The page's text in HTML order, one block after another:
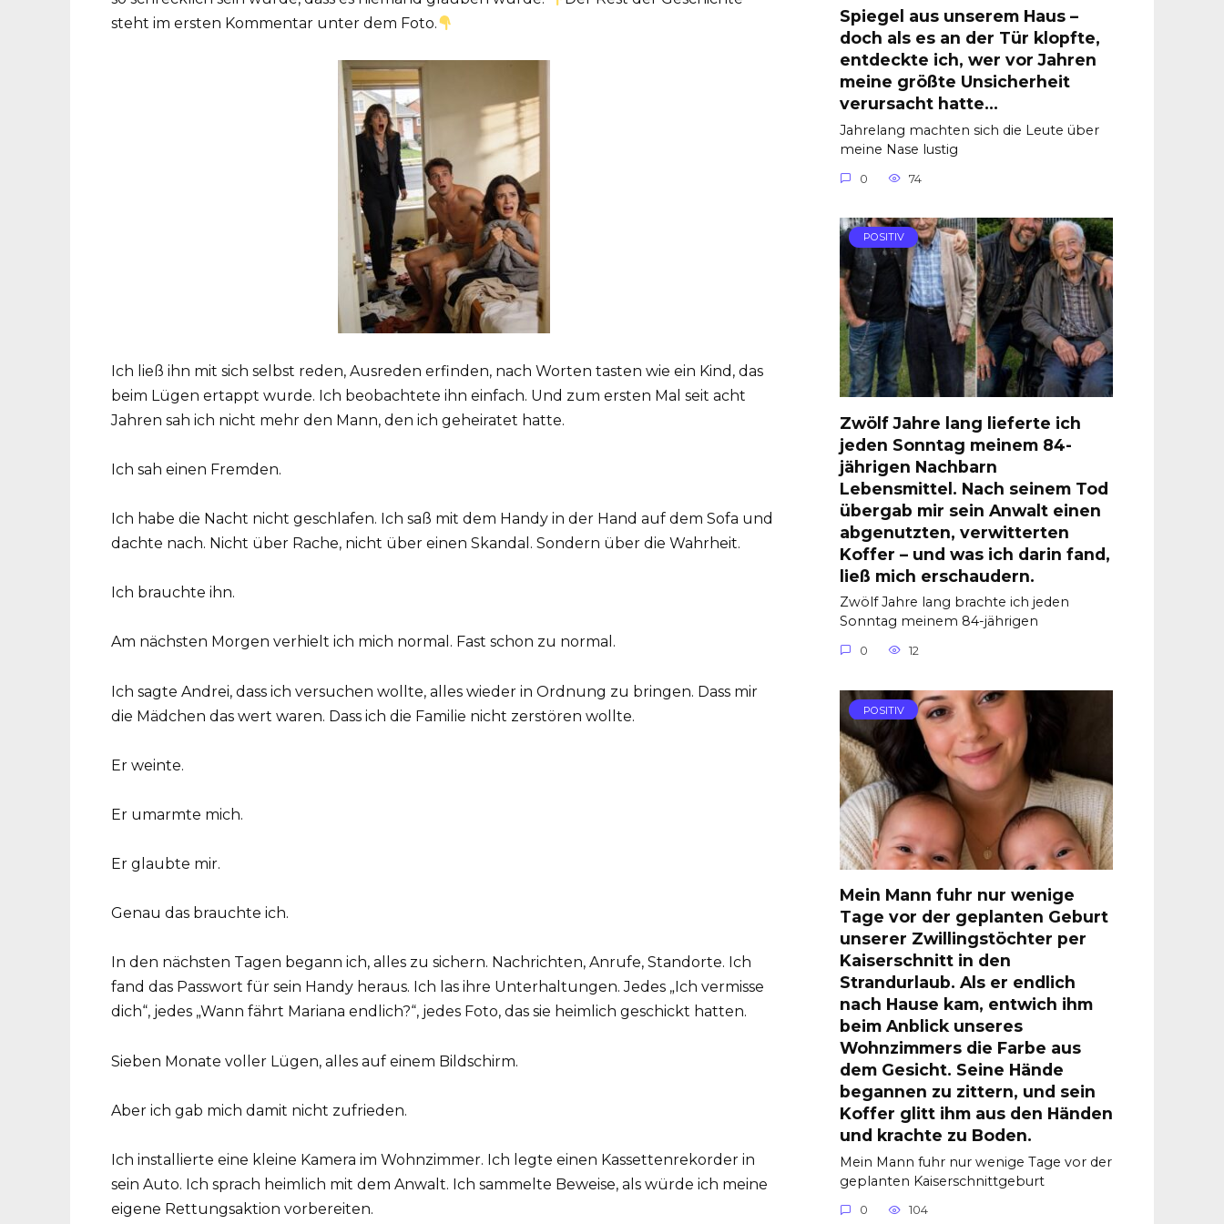
steht im ersten Kommentar unter dem Foto.
Ich ließ ihn mit sich selbst reden, Ausreden erfinden, nach Worten tasten wie ein Kind, das
beim Lügen ertappt wurde. Ich beobachtete ihn einfach. Und zum ersten Mal seit acht
Jahren sah ich nicht mehr den Mann, den ich geheiratet hatte.
Ich sah einen Fremden.
Ich habe die Nacht nicht geschlafen. Ich saß mit dem Handy in der Hand auf dem Sofa und
dachte nach. Nicht über Rache, nicht über einen Skandal. Sondern über die Wahrheit.
Ich brauchte ihn.
Am nächsten Morgen verhielt ich mich normal. Fast schon zu normal.
Ich sagte Andrei, dass ich versuchen wollte, alles wieder in Ordnung zu bringen. Dass mir
die Mädchen das wert waren. Dass ich die Familie nicht zerstören wollte.
Er weinte.
Er umarmte mich.
Er glaubte mir.
Genau das brauchte ich.
In den nächsten Tagen begann ich, alles zu sichern. Nachrichten, Anrufe, Standorte. Ich
fand das Passwort für sein Handy heraus. Ich las ihre Unterhaltungen. Jedes „Ich vermisse
dich“, jedes „Wann fährt Mariana endlich?“, jedes Foto, das sie heimlich geschickt hatten.
Sieben Monate voller Lügen, alles auf einem Bildschirm.
Aber ich gab mich damit nicht zufrieden.
Ich installierte eine kleine Kamera im Wohnzimmer. Ich legte einen Kassettenrekorder in
sein Auto. Ich sprach heimlich mit dem Anwalt. Ich sammelte Beweise, als würde ich meine
eigene Rettungsaktion vorbereiten.
Spiegel aus unserem Haus –
doch als es an der Tür klopfte,
entdeckte ich, wer vor Jahren
meine größte Unsicherheit
verursacht hatte…
Jahrelang machten sich die Leute über
meine Nase lustig
0 74
POSITIV
Zwölf Jahre lang lieferte ich
jeden Sonntag meinem 84-
jährigen Nachbarn
Lebensmittel. Nach seinem Tod
übergab mir sein Anwalt einen
abgenutzten, verwitterten
Koffer – und was ich darin fand,
ließ mich erschaudern.
Zwölf Jahre lang brachte ich jeden
Sonntag meinem 84-jährigen
0 12
POSITIV
Mein Mann fuhr nur wenige
Tage vor der geplanten Geburt
unserer Zwillingstöchter per
Kaiserschnitt in den
Strandurlaub. Als er endlich
nach Hause kam, entwich ihm
beim Anblick unseres
Wohnzimmers die Farbe aus
dem Gesicht. Seine Hände
begannen zu zittern, und sein
Koffer glitt ihm aus den Händen
und krachte zu Boden.
Mein Mann fuhr nur wenige Tage vor der
geplanten Kaiserschnittgeburt
0 104